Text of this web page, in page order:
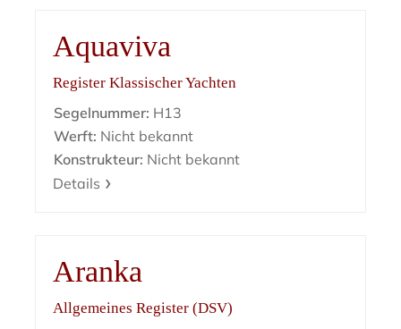
Aquaviva
Register Klassischer Yachten
Segelnummer: H13
Werft: Nicht bekannt
Konstrukteur: Nicht bekannt
Details
Aranka
Allgemeines Register (DSV)